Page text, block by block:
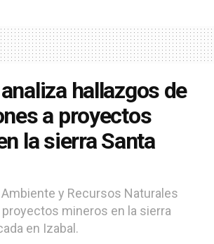
hallazgos de
a proyectos
la sierra Santa
y Recursos Naturales
mineros en la sierra
en Izabal.